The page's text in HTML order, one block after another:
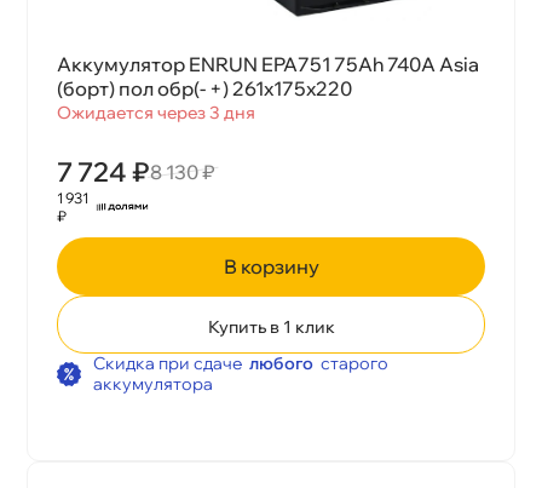
Аккумулятор ENRUN EPA751 75Ah 740A Asia
(борт) пол обр(- +) 261x175x220
Ожидается через 3 дня
7 724 ₽8 130 ₽
1 931
₽
корзину
Купить в 1 клик
Скидка при сдаче любого старого
аккумулятора